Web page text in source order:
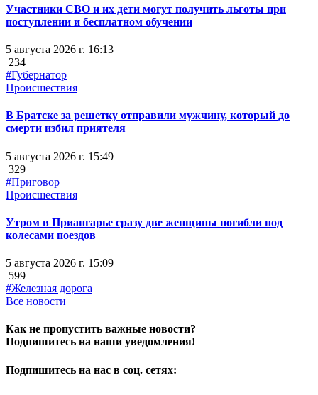
Участники СВО и их дети могут получить льготы при
поступлении и бесплатном обучении
5 августа 2026 г. 16:13
234
#Губернатор
Происшествия
В Братске за решетку отправили мужчину, который до
смерти избил приятеля
5 августа 2026 г. 15:49
329
#Приговор
Происшествия
Утром в Приангарье сразу две женщины погибли под
колесами поездов
5 августа 2026 г. 15:09
599
#Железная дорога
Все новости
Как не пропустить важные новости?
Подпишитесь на наши уведомления!
Подпишитесь на нас в соц. сетях: